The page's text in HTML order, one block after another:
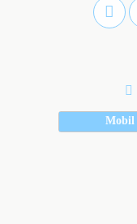
Mobil